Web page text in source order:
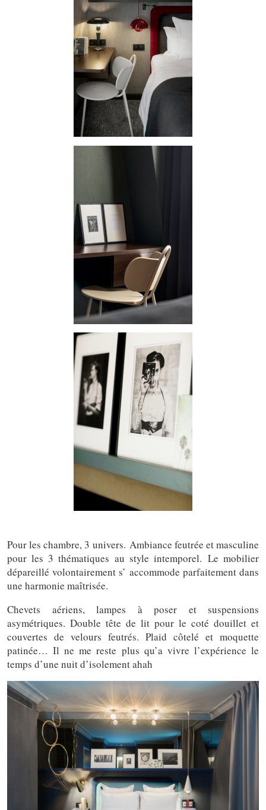
Pour les chambre, 3 univers. Ambiance feutrée et masculine
pour les 3 thématiques au style intemporel. Le mobilier
dépareillé volontairement s’ accommode parfaitement dans
une harmonie maîtrisée.
Chevets aériens, lampes à poser et suspensions
asymétriques. Double tête de lit pour le coté douillet et
couvertes de velours feutrés. Plaid côtelé et moquette
patinée… Il ne me reste plus qu’a vivre l’expérience le
temps d’une nuit d’isolement ahah